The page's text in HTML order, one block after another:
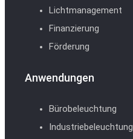
Lichtmanagement
Finanzierung
Förderung
Anwendungen
Bürobeleuchtung
Industriebeleuchtung